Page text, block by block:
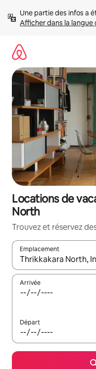
directement
Afficher dans la langue
Locations de
North
Trouvez et réservez
Emplacement
Quand les résultats
Arrivée
Départ